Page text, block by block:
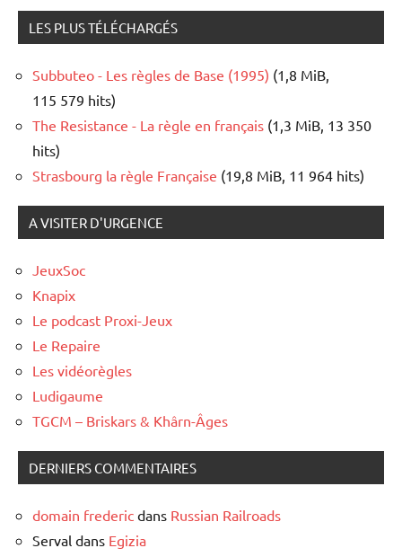
LES PLUS TÉLÉCHARGÉS
Subbuteo - Les règles de Base (1995) (1,8 MiB,
115 579 hits)
The Resistance - La règle en français (1,3 MiB, 13 350
hits)
Strasbourg la règle Française (19,8 MiB, 11 964 hits)
A VISITER D'URGENCE
JeuxSoc
Knapix
Le podcast Proxi-Jeux
Le Repaire
Les vidéorègles
Ludigaume
TGCM – Briskars & Khârn-Âges
DERNIERS COMMENTAIRES
domain frederic dans Russian Railroads
Serval dans Egizia